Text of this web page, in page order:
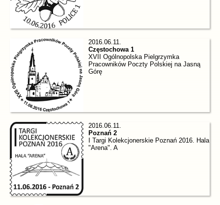
2016.06.11.
Częstochowa 1
XVII Ogólnopolska Pielgrzymka
Pracowników Poczty Polskiej na Jasną
Górę
2016.06.11.
Poznań 2
I Targi Kolekcjonerskie Poznań 2016. Hala
"Arena". A